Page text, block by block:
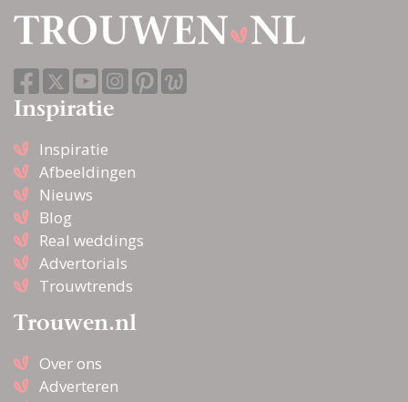
Inspiratie
Inspiratie
Afbeeldingen
Nieuws
Blog
Real weddings
Advertorials
Trouwtrends
Trouwen.nl
Over ons
Adverteren